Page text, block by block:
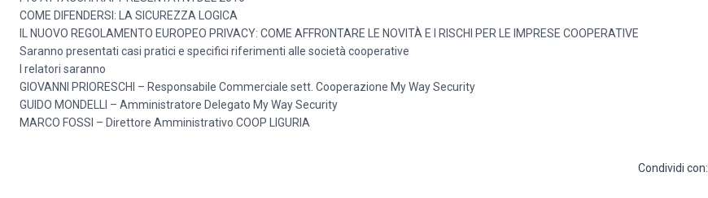
COME DIFENDERSI: LA SICUREZZA LOGICA
IL NUOVO REGOLAMENTO EUROPEO PRIVACY: COME AFFRONTARE LE NOVITÀ E I RISCHI PER LE IMPRESE COOPERATIVE
Saranno presentati casi pratici e specifici riferimenti alle società cooperative
I relatori saranno
GIOVANNI PRIORESCHI – Responsabile Commerciale sett. Cooperazione My Way Security
GUIDO MONDELLI – Amministratore Delegato My Way Security
MARCO FOSSI – Direttore Amministrativo COOP LIGURIA
Condividi con: